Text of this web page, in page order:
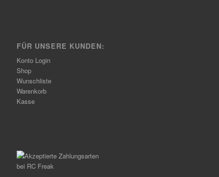
FÜR UNSERE KUNDEN:
Konto Login
Shop
Wunschliste
Warenkorb
Kasse